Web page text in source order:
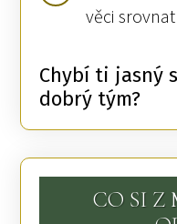
věci
Chybí ti jasný
dobrý tým?
CO SI Z